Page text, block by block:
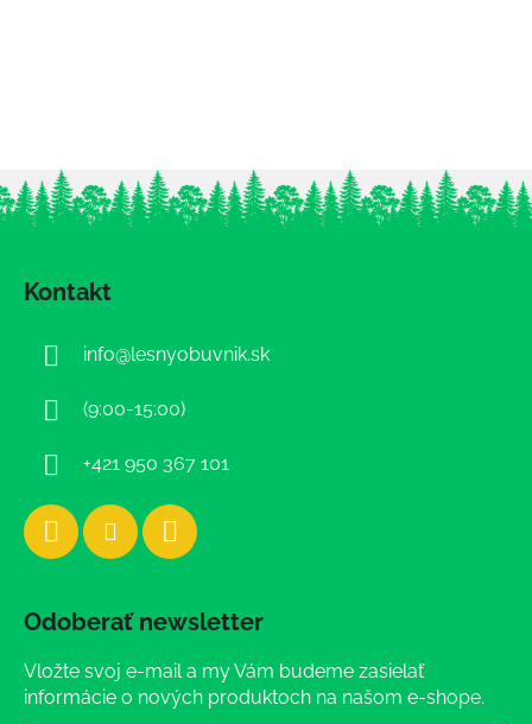
Kontakt
info@lesnyobuvnik.sk
(9:00-15:00)
+421 950 367 101
Odoberať newsletter
Vložte svoj e-mail a my Vám budeme zasielať
informácie o nových produktoch na našom e-shope.